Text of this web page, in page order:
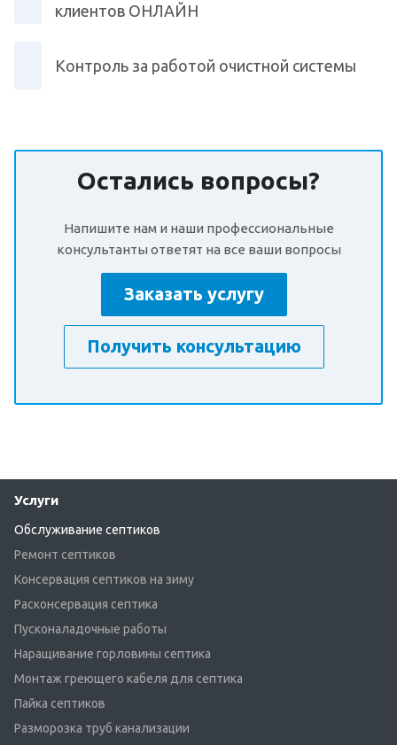
клиентов ОНЛАЙН
Контроль за работой очистной системы
Остались вопросы?
Напишите нам и наши профессиональные
консультанты ответят на все ваши вопросы
Заказать услугу
Получить консультацию
Услуги
Обслуживание септиков
Ремонт септиков
Консервация септиков на зиму
Расконсервация септика
Пусконаладочные работы
Наращивание горловины септика
Монтаж греющего кабеля для септика
Пайка септиков
Разморозка труб канализации